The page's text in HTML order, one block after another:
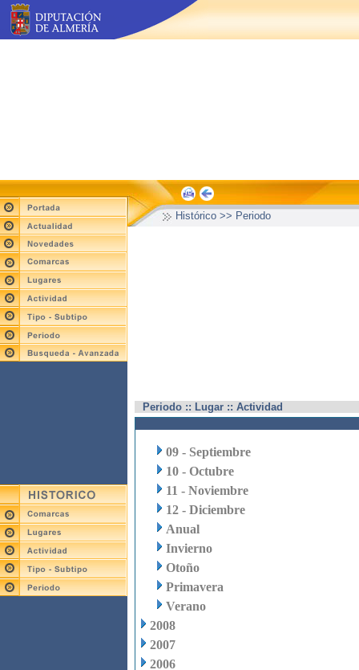
Histórico >> Periodo
Periodo :: Lugar :: Actividad
09 - Septiembre
10 - Octubre
11 - Noviembre
12 - Diciembre
Anual
Invierno
Otoño
Primavera
Verano
2008
2007
2006